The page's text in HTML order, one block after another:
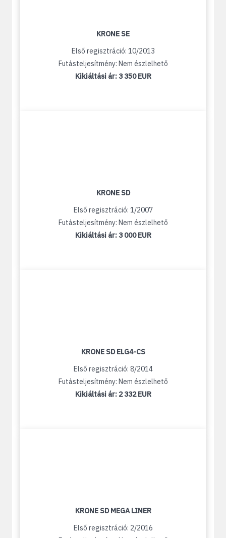
KRONE SE
Első regisztráció: 10/2013
Futásteljesítmény: Nem észlelhető
Kikiáltási ár: 3 350 EUR
KRONE SD
Első regisztráció: 1/2007
Futásteljesítmény: Nem észlelhető
Kikiáltási ár: 3 000 EUR
KRONE SD ELG4-CS
Első regisztráció: 8/2014
Futásteljesítmény: Nem észlelhető
Kikiáltási ár: 2 332 EUR
KRONE SD MEGA LINER
Első regisztráció: 2/2016